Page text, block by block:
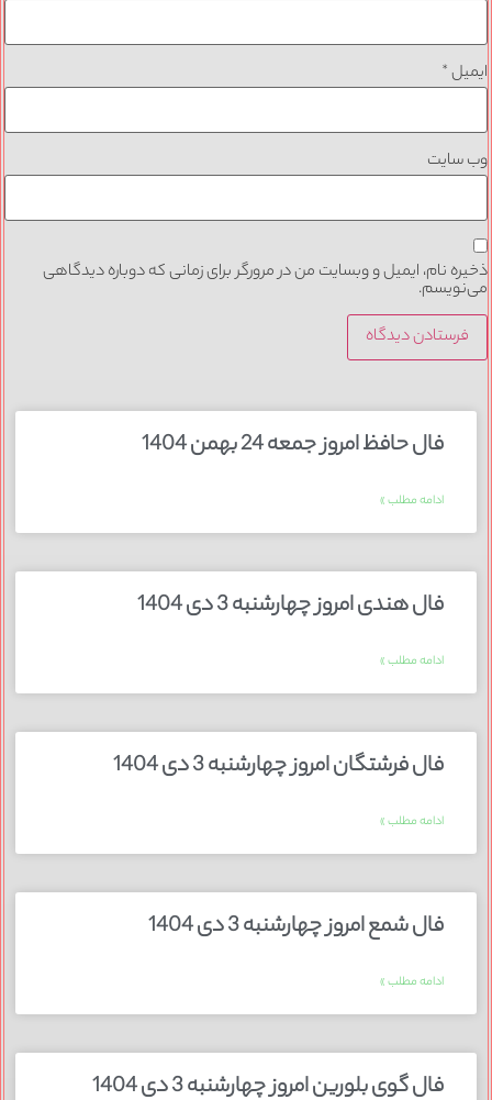
ایمیل*
وب‌ سایت
ذخیره نام، ایمیل و وبسایت من در مرورگر برای زمانی که دوباره دیدگاهی
می‌نویسم.
فال حافظ امروز جمعه 24 بهمن 1404
ادامه مطلب »
فال هندی امروز چهارشنبه 3 دی 1404
ادامه مطلب »
فال فرشتگان امروز چهارشنبه 3 دی 1404
ادامه مطلب »
فال شمع امروز چهارشنبه 3 دی 1404
ادامه مطلب »
فال گوی بلورین امروز چهارشنبه 3 دی 1404